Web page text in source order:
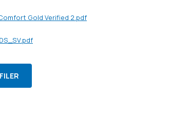
Gold Verified 2.pdf